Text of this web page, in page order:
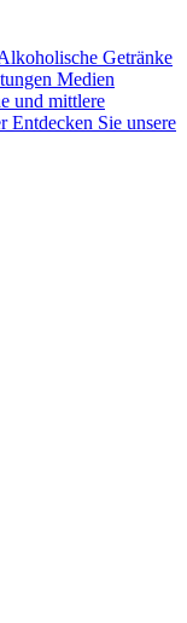
Getränke
Medien
und mittlere
Entdecken Sie unsere